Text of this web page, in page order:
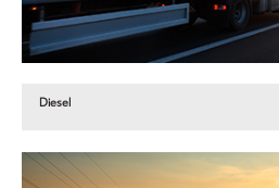
Diesel